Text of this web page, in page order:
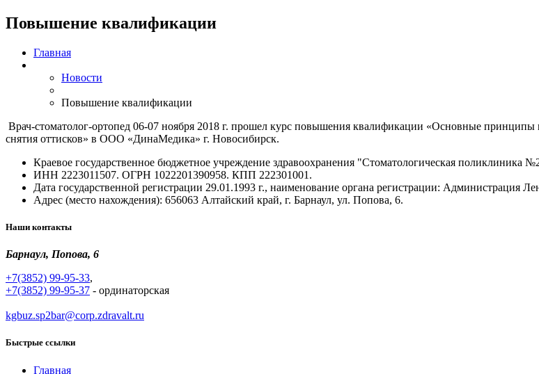
Повышение квалификации
Главная
Новости
Повышение квалификации
Врач-стоматолог-ортопед 06-07 ноября 2018 г. прошел курс повышения квалификации «Основные
снятия оттисков» в ООО «ДинаМедика» г. Новосибирск.
Краевое государственное бюджетное учреждение здравоохранения "Стоматологическая поликлиника
ИНН 2223011507. ОГРН 1022201390958. КПП 222301001.
Дата государственной регистрации 29.01.1993 г., наименование органа регистрации: Администрация
Адрес (место нахождения): 656063 Алтайский край, г. Барнаул, ул. Попова, 6.
Наши контакты
Барнаул, Попова, 6
+7(3852) 99-95-33,
+7(3852) 99-95-37 - ординаторская
kgbuz.sp2bar@corp.zdravalt.ru
Быстрые ссылки
Главная